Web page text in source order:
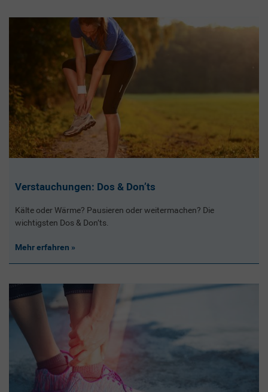
Verstauchungen: Dos & Don’ts
Kälte oder Wärme? Pausieren oder weitermachen? Die
wichtigsten Dos & Don’ts.
Mehr erfahren